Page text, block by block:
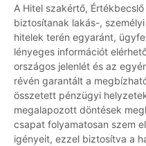
A Hitel szakértő,
biztosítanak lakás-,
hitelek terén egyaránt,
lényeges információt
országos jelenlét és az
révén garantált a
összetett pénzügyi
megalapozott döntések
csapat folyamatosan szem
igényeit, ezzel biztosítva a